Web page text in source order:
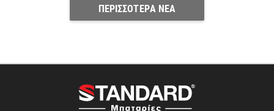
ΠΕΡΙΣΣΟΤΕΡΑ ΝΕΑ